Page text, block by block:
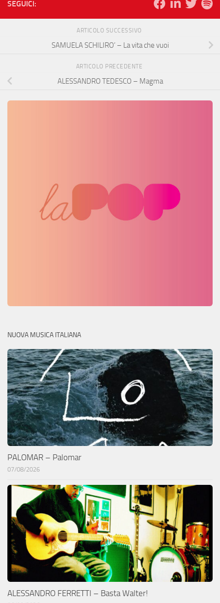
SEGUICI:
ARTICOLO SUCCESSIVO
SAMUELA SCHILIRO’ – La vita che vuoi
ARTICOLO PRECEDENTE
ALESSANDRO TEDESCO – Magma
NUOVA MUSICA ITALIANA
PALOMAR – Palomar
07/08/2026
ALESSANDRO FERRETTI – Basta Walter!